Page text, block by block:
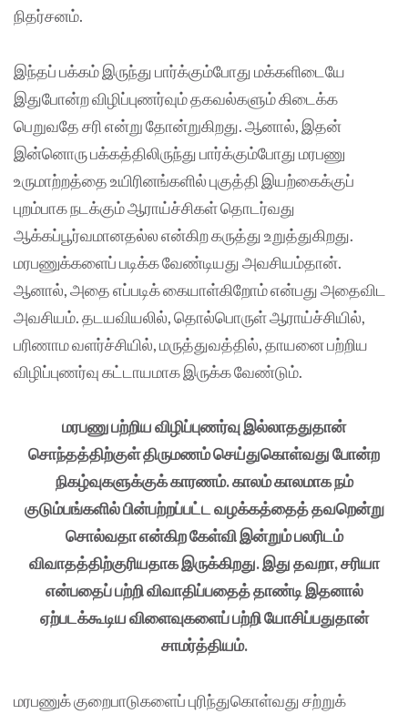
நிதர்சனம்.
இந்தப் பக்கம் இருந்து பார்க்கும்போது மக்களிடையே
இதுபோன்ற விழிப்புணர்வும் தகவல்களும் கிடைக்க
பெறுவதே சரி என்று தோன்றுகிறது. ஆனால், இதன்
இன்னொரு பக்கத்திலிருந்து பார்க்கும்போது மரபணு
உருமாற்றத்தை உயிரினங்களில் புகுத்தி இயற்கைக்குப்
புறம்பாக நடக்கும் ஆராய்ச்சிகள் தொடர்வது
ஆக்கப்பூர்வமானதல்ல என்கிற கருத்து உறுத்துகிறது.
மரபணுக்களைப் படிக்க வேண்டியது அவசியம்தான்.
ஆனால், அதை எப்படிக் கையாள்கிறோம் என்பது அதைவிட
அவசியம். தடயவியலில், தொல்பொருள் ஆராய்ச்சியில்,
பரிணாம வளர்ச்சியில், மருத்துவத்தில், தாயனை பற்றிய
விழிப்புணர்வு கட்டாயமாக இருக்க வேண்டும்.
மரபணு பற்றிய விழிப்புணர்வு இல்லாததுதான்
சொந்தத்திற்குள் திருமணம் செய்துகொள்வது போன்ற
நிகழ்வுகளுக்குக் காரணம். காலம் காலமாக நம்
குடும்பங்களில் பின்பற்றப்பட்ட வழக்கத்தைத் தவறென்று
சொல்வதா என்கிற கேள்வி இன்றும் பலரிடம்
விவாதத்திற்குரியதாக இருக்கிறது. இது தவறா, சரியா
என்பதைப் பற்றி விவாதிப்பதைத் தாண்டி இதனால்
ஏற்படக்கூடிய விளைவுகளைப் பற்றி யோசிப்பதுதான்
சாமர்த்தியம்.
மரபணுக் குறைபாடுகளைப் புரிந்துகொள்வது சற்றுக்